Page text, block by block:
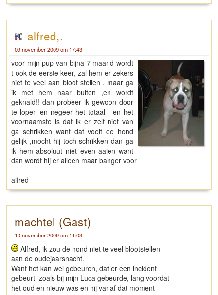
alfred,.
09 november 2009 om 17:43
voor mijn pup van bijna 7 maand wordt
t ook de eerste keer, zal hem er zekers
niet te veel aan bloot stellen , maar ga
ik met hem naar buiten ,en wordt
geknald!! dan probeer ik gewoon door
te lopen en negeer het totaal , en het
voornaamste is dat ik er zelf niet van
ga schrikken want dat voelt de hond
gelijk ,mocht hij toch schrikken dan ga
ik hem absoluut niet even aaien want
dan wordt hij er alleen maar banger voor
alfred
machtel (Gast)
10 november 2009 om 11:03
Alfred, ik zou de hond niet te veel blootstellen
aan de oudejaarsnacht.
Want het kan wel gebeuren, dat er een incident
gebeurt, zoals bij mijn Luca gebeurde, lang voordat
het oud en nieuw was en hij vanaf dat moment